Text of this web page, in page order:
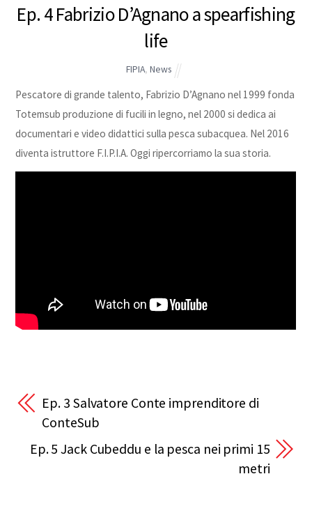
Ep. 4 Fabrizio D’Agnano a spearfishing
life
FIPIA,News
Pescatore di grande talento, Fabrizio D’Agnano nel 1999 fonda
Totemsub produzione di fucili in legno, nel 2000 si dedica ai
documentari e video didattici sulla pesca subacquea. Nel 2016
diventa istruttore F.I.P.I.A. Oggi ripercorriamo la sua storia.
Ep. 3 Salvatore Conte imprenditore di
ConteSub
Ep. 5 Jack Cubeddu e la pesca nei primi 15
metri